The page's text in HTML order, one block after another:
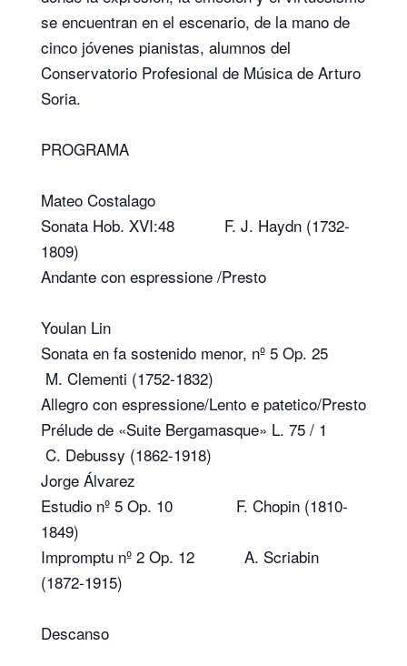
se encuentran en el escenario, de la mano de
cinco jóvenes pianistas, alumnos del
Conservatorio Profesional de Música de Arturo
Soria.
PROGRAMA
Mateo Costalago
Sonata Hob. XVI:48 F. J. Haydn (1732-
1809)
Andante con espressione /Presto
Youlan Lin
Sonata en fa sostenido menor, nº 5 Op. 25
M. Clementi (1752-1832)
Allegro con espressione/Lento e patetico/Presto
Prélude de «Suite Bergamasque» L. 75 / 1
C. Debussy (1862-1918)
Jorge Álvarez
Estudio nº 5 Op. 10 F. Chopin (1810-
1849)
Impromptu nº 2 Op. 12 A. Scriabin
(1872-1915)
Descanso